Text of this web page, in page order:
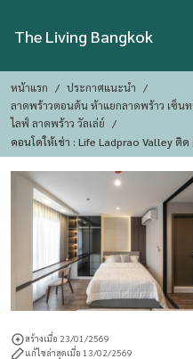
The Living Bangkok
หน้าแรก
ประกาศแนะนำ
ลาดพร้าวตอนต้น ห้าแยกลาดพร้าว เซ็น
ไลฟ์ ลาดพร้าว วัลเล่ย์
คอนโดให้เช่า : Life Ladprao
สร้างเมื่อ 23/01/2569
แก้ไขล่าสุดเมื่อ 13/02/2569